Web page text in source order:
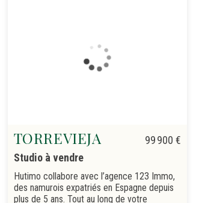
TORREVIEJA
99 900 €
Studio à vendre
Hutimo collabore avec l’agence 123 Immo,
des namurois expatriés en Espagne depuis
plus de 5 ans. Tout au long de votre